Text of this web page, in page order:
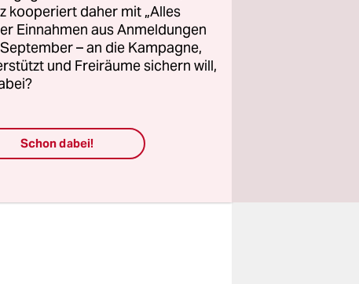
kooperiert daher mit „Alles
Einnahmen aus Anmeldungen
– an die Kampagne,
und Freiräume sichern will,
Schon dabei!